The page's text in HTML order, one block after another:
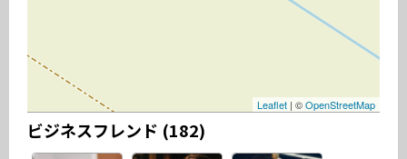
Leaflet | ©OpenStreetMap
ビジネスフレンド (182)